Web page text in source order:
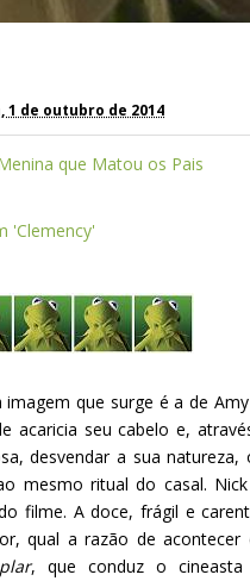
de outubro de 2014
que Matou os Pais
'Clemency'
que surge é a de
acaricia seu cabelo e,
desvendar a sua
mesmo ritual do casal.
filme. A doce, frágil e
qual a razão de
, que conduz o